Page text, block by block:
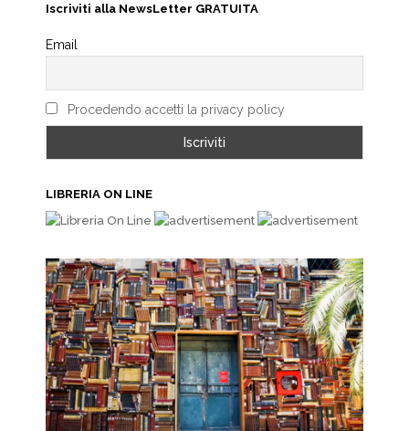
Iscriviti alla NewsLetter GRATUITA
Email
Procedendo accetti la privacy policy
LIBRERIA ON LINE